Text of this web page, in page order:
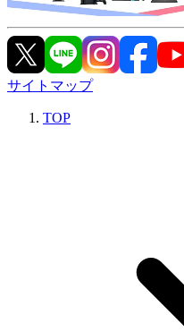
サイトマップ
TOP